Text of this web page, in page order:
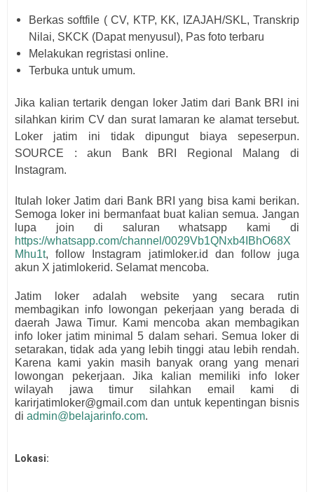
Berkas softfile ( CV, KTP, KK, IZAJAH/SKL, Transkrip
Nilai, SKCK (Dapat menyusul), Pas foto terbaru
Melakukan regristasi online.
Terbuka untuk umum.
Jika kalian tertarik dengan loker Jatim dari Bank BRI ini
silahkan kirim CV dan surat lamaran ke alamat tersebut.
Loker jatim ini tidak dipungut biaya sepeserpun.
SOURCE : akun
Bank BRI Regional Malang di
Instagram.
Itulah loker Jatim dari Bank BRI yang bisa kami berikan.
Semoga loker ini bermanfaat buat kalian semua. Jangan
lupa join di saluran whatsapp kami di
https://whatsapp.com/channel/0029Vb1QNxb4IBhO68X
Mhu1t, follow Instagram jatimloker.id dan follow juga
akun X jatimlokerid. Selamat mencoba.
Jatim loker adalah website yang secara rutin
membagikan info lowongan pekerjaan yang berada di
daerah Jawa Timur. Kami mencoba akan membagikan
info loker jatim minimal 5 dalam sehari. Semua loker di
setarakan, tidak ada yang lebih tinggi atau lebih rendah.
Karena kami yakin masih banyak orang yang menari
lowongan pekerjaan. Jika kalian memiliki info loker
wilayah jawa timur silahkan email kami di
karirjatimloker@gmail.com dan untuk kepentingan bisnis
di admin@belajarinfo.com.
Lokasi: